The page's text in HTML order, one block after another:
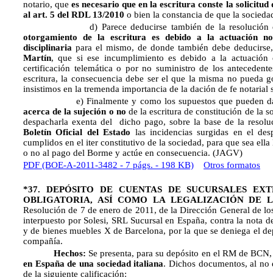
notario, quees necesario que en la escritura conste la
al art. 5 del RDL 13/2010 o bien la constancia de que la
d) Parece deducirse también de la resolución
otorgamiento de la escritura es debido a la actuación
disciplinaria para el mismo, de donde también debe
Martín, que si ese incumplimiento es debido a la
certificación telemática o por no suministro de los
escritura, la consecuencia debe ser el que la misma no pueda
insistimos en la tremenda importancia de la dación de fe notarial
e) Finalmente y como los supuestos que pueden
acerca de la sujeción o no de la escritura de constitución de la
despacharla exenta del dicho pago, sobre la base de la
Boletín Oficial del Estado las incidencias surgidas en el
cumplidos en el iter constitutivo de la sociedad, para que sea
o no al pago del Borme y actúe en consecuencia. (JAGV)
PDF (BOE-A-2011-3482 - 7 págs. - 198 KB)
Otros formatos
*37. DEPÓSITO DE CUENTAS DE SUCURSALES
OBLIGATORIA, ASÍ COMO LA LEGALIZACIÓN DE
Resolución de 7 de enero de 2011, de la Dirección General de
interpuesto por Solesi, SRL Sucursal en España, contra la nota
y de bienes muebles X de Barcelona, por la que se deniega el
compañía.
Hechos: Se presenta, para su depósito en el RM de
en España de una sociedad italiana. Dichos documentos, al no
de la siguiente calificación: